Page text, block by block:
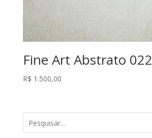
Fine Art Abstrato 022
R$ 1.500,00